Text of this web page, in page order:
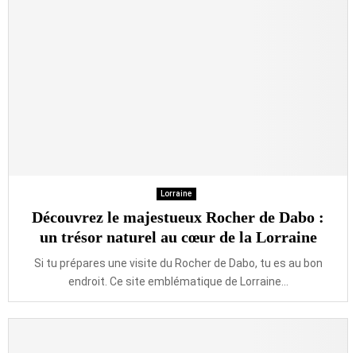
Lorraine
Découvrez le majestueux Rocher de Dabo :
un trésor naturel au cœur de la Lorraine
Si tu prépares une visite du Rocher de Dabo, tu es au bon
endroit. Ce site emblématique de Lorraine...